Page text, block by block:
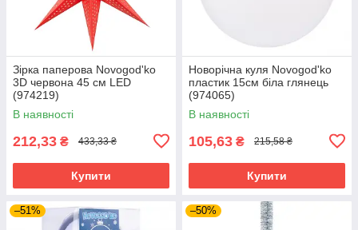
Зірка паперова Novogod'ko
3D червона 45 см LED
(974219)
В наявності
212,33 ₴ 433,33 ₴
Купити
Новорічна куля Novogod'ko
пластик 15cм біла глянець
(974065)
В наявності
105,63 ₴ 215,58 ₴
Купити
–51% –50%